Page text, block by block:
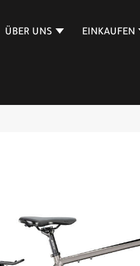
ÜBER UNS EINKAUFEN